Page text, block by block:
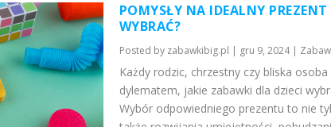
POMYSŁY NA IDEALNY
WYBRAĆ?
Posted by zabawkibig.pl | gru 9, 2024|
Każdy rodzic, chrzestny czy bliska
dylematem, jakie zabawki dla dzieci
Wybór odpowiedniego prezentu to nie